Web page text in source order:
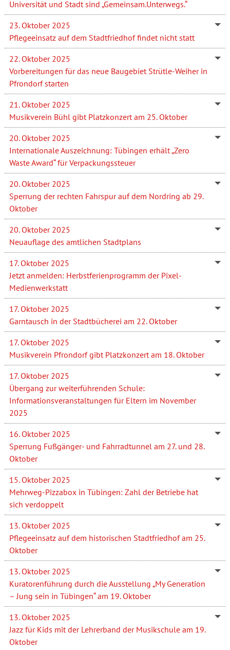
Universität und Stadt sind „Gemeinsam.Unterwegs.“
23. Oktober 2025
Pflegeeinsatz auf dem Stadtfriedhof findet nicht statt
22. Oktober 2025
Vorbereitungen für das neue Baugebiet Strütle-Weiher in
Pfrondorf starten
21. Oktober 2025
Musikverein Bühl gibt Platzkonzert am 25. Oktober
20. Oktober 2025
Internationale Auszeichnung: Tübingen erhält „Zero
Waste Award“ für Verpackungssteuer
20. Oktober 2025
Sperrung der rechten Fahrspur auf dem Nordring ab 29.
Oktober
20. Oktober 2025
Neuauflage des amtlichen Stadtplans
17. Oktober 2025
Jetzt anmelden: Herbstferienprogramm der Pixel-
Medienwerkstatt
17. Oktober 2025
Garntausch in der Stadtbücherei am 22. Oktober
17. Oktober 2025
Musikverein Pfrondorf gibt Platzkonzert am 18. Oktober
17. Oktober 2025
Übergang zur weiterführenden Schule:
Informationsveranstaltungen für Eltern im November
2025
16. Oktober 2025
Sperrung Fußgänger- und Fahrradtunnel am 27. und 28.
Oktober
15. Oktober 2025
Mehrweg-Pizzabox in Tübingen: Zahl der Betriebe hat
sich verdoppelt
13. Oktober 2025
Pflegeeinsatz auf dem historischen Stadtfriedhof am 25.
Oktober
13. Oktober 2025
Kuratorenführung durch die Ausstellung „My Generation
– Jung sein in Tübingen“ am 19. Oktober
13. Oktober 2025
Jazz für Kids mit der Lehrerband der Musikschule am 19.
Oktober